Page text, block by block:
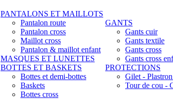
PANTALONS ET MAILLOTS
Pantalon route
Pantalon cross
Maillot cross
Pantalon & maillot enfant
MASQUES ET LUNETTES
BOTTES ET BASKETS
Bottes et demi-bottes
Baskets
Bottes cross
GANTS
Gants cuir
Gants textile
Gants cross
Gants cross
PROTECTIONS
Gilet -
Tour de cou -